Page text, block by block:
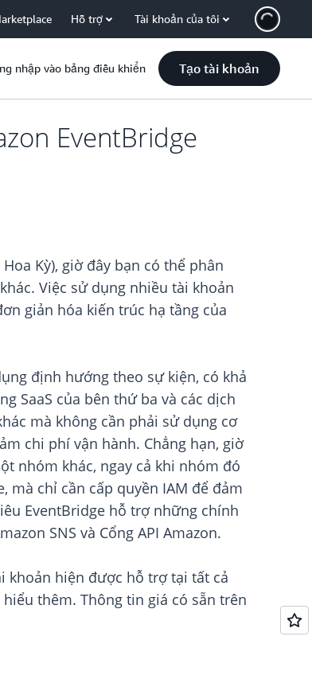
Hỗ trợ Tài khoản của tôi
nhập vào bảng điều khiển Tạo tài khoản
EventBridge
Kỳ), giờ đây bạn có thể phân
Việc sử dụng nhiều tài khoản
giản hóa kiến trúc hạ tầng của
định hướng theo sự kiện, có khả
SaaS của bên thứ ba và các dịch
mà không cần phải sử dụng cơ
chi phí vận hành. Chẳng hạn, giờ
nhóm khác, ngay cả khi nhóm đó
mà chỉ cần cấp quyền IAM để đảm
EventBridge hỗ trợ những chính
SNS và Cổng API Amazon.
khoản hiện được hỗ trợ tại tất cả
thêm. Thông tin giá có sẵn trên